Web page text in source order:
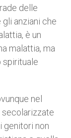
delle
anziani che
è un
malattia, ma
spirituale
nel
secolarizzate
genitori non